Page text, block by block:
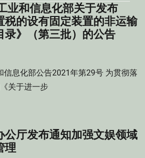
业和信息化部关于发布
税的设有固定装置的非运输
录》（第三批）的公告
息化部公告2021年第29号 为贯彻落
关于进一步
公厅发布通知加强文娱领域
理